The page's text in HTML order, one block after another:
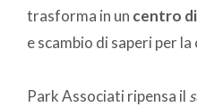
trasforma in un centro
e scambio di saperi per
Park Associati ripensa il